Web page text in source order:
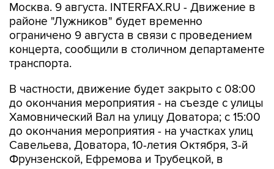
Москва. 9 августа. INTERFAX.RU - Движение в
районе "Лужников" будет временно
ограничено 9 августа в связи с проведением
концерта, сообщили в столичном департаменте
транспорта.
В частности, движение будет закрыто с 08:00
до окончания мероприятия - на съезде с улицы
Хамовнический Вал на улицу Доватора; с 15:00
до окончания мероприятия - на участках улиц
Савельева, Доватора, 10-летия Октября, 3-й
Фрунзенской, Ефремова и Трубецкой, в